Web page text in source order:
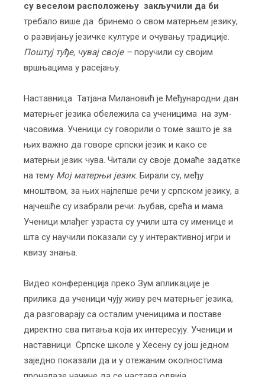
су веселом расположењу закључили да би
требало више да бринемо о свом матерњем језику,
о развијању језичке културе и очувању традиције.
Поштуј туђе, чувај своје – поручили су својим
вршњацима у расејању.
Наставница Татјана Милановић је Међународни дан
матерњег језика обележила са ученицима на зум-
часовима. Ученици су говорили о томе зашто је за
њих важно да говоре српски језик и како се
матерњи језик чува. Читали су своје домаће задатке
на тему Mој матерњи језик. Бирали су, међу
мноштвом, за њих најлепше речи у српском језику, а
најчешће су изабрали речи: љубав, срећа и мама.
Ученици млађег узраста су учили шта су именице и
шта су научили показали су у интерактивној игри и
квизу знања.
Видео конференција преко Зум апликације је
прилика да ученици чују живу реч матерњег језика,
да разговарају са осталим ученицима и поставе
директно сва питања која их интересују. Ученици и
наставници Српске школе у Хесену су још једном
заједно показали да и у отежаним околностима